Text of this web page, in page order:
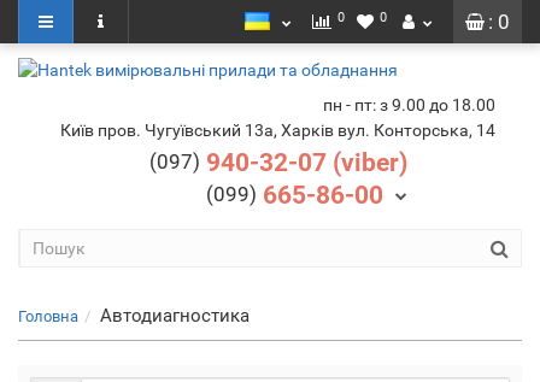
: 0
0 0
пн - пт: з 9.00 до 18.00
Київ пров. Чугуївський 13а, Харків вул. Конторська, 14
(097) 940-32-07 (viber)
(099) 665-86-00
Головна Автодиагностика